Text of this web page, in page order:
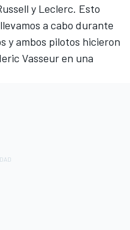
y Leclerc. Esto
a cabo durante
y ambos pilotos hicieron
Vasseur en una